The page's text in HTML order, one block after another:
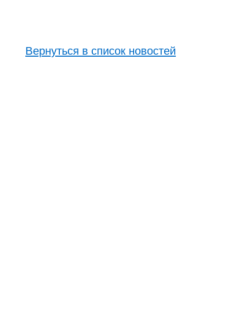
Вернуться в список новостей